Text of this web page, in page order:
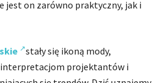
jest on zarówno praktyczny, jak i
stały się ikoną mody,
projektantów i